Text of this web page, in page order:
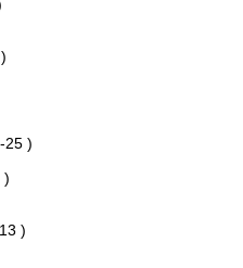
25 )
)
)